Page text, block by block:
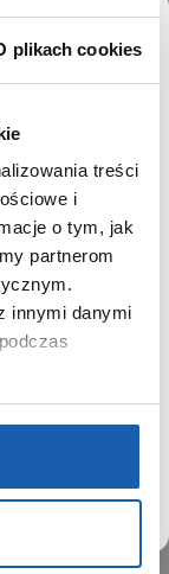
plikach cookies
treści
i
o tym, jak
partnerom
innymi danymi
analizować
oraz